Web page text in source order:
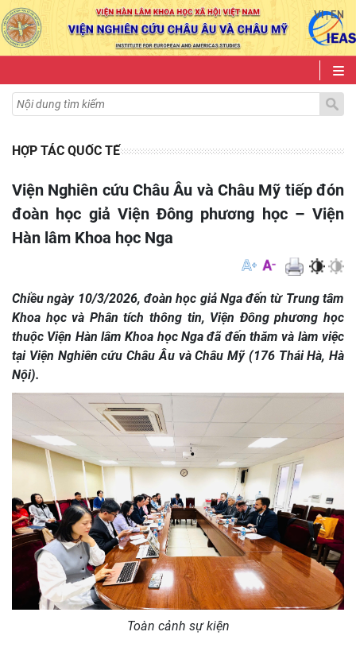
VI|EN
HỢP TÁC QUỐC TẾ
Viện Nghiên cứu Châu Âu và Châu Mỹ tiếp đón
đoàn học giả Viện Đông phương học – Viện
Hàn lâm Khoa học Nga
Chiều ngày 10/3/2026, đoàn học giả Nga đến từ Trung tâm
Khoa học và Phân tích thông tin, Viện Đông phương học
thuộc Viện Hàn lâm Khoa học Nga đã đến thăm và làm việc
tại Viện Nghiên cứu Châu Âu và Châu Mỹ (176 Thái Hà, Hà
Nội).
Toàn cảnh sự kiện